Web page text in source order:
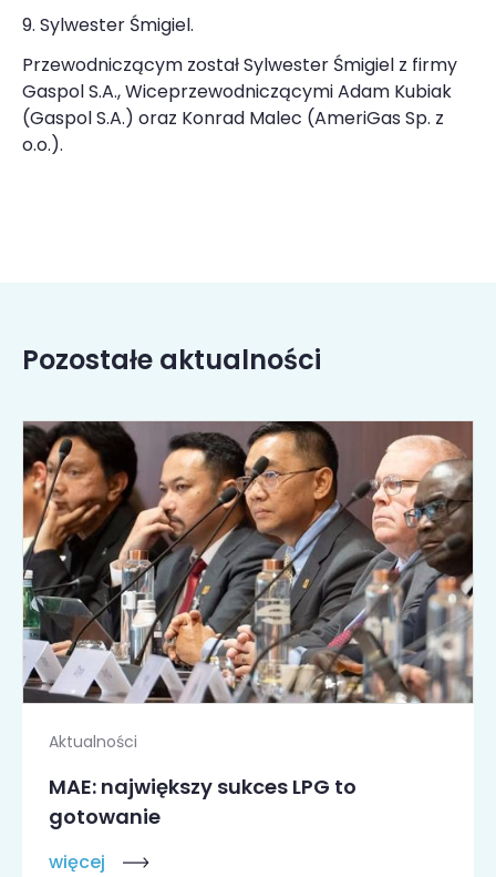
9. Sylwester Śmigiel.
Przewodniczącym został Sylwester Śmigiel z firmy
Gaspol S.A., Wiceprzewodniczącymi Adam Kubiak
(Gaspol S.A.) oraz Konrad Malec (AmeriGas Sp. z
o.o.).
Pozostałe aktualności
Aktualności
MAE: największy sukces LPG to
gotowanie
więcej